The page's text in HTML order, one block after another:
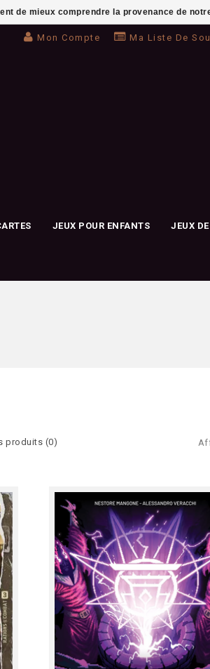
Mon Compte Ma Liste De
JEUX POUR ENFANTS JEUX
produits (0)
de mieux comprendre la provenance de